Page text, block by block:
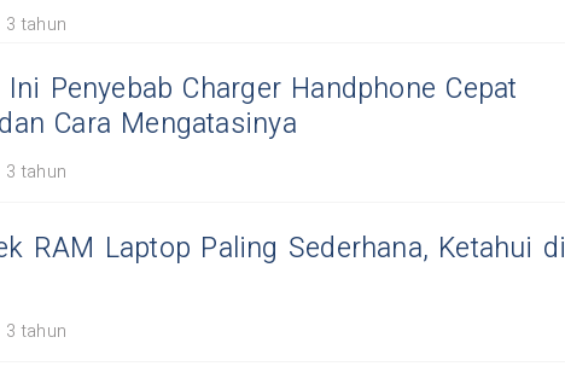
3 tahun
Penyebab Charger Handphone Cepat
Cara Mengatasinya
3 tahun
RAM Laptop Paling Sederhana, Ketahui di
3 tahun